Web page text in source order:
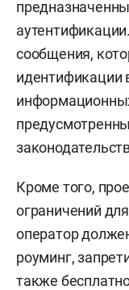
сообщения,
идентификации
Кроме того,
ограничений
оператор
роуминг,
также